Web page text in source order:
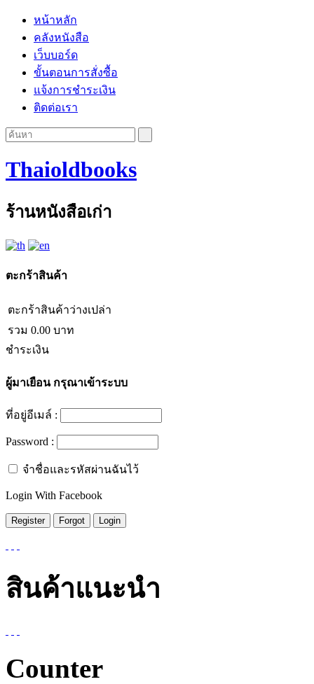
หน้าหลัก
คลังหนังสือ
เว็บบอร์ด
ขั้นตอนการสั่งซื้อ
แจ้งการชำระเงิน
ติดต่อเรา
Thaioldbooks
ร้านหนังสือเก่า
ตะกร้าสินค้า
ตะกร้าสินค้าว่างเปล่า
รวม 0.00 บาท
ชำระเงิน
ผู้มาเยือนกรุณาเข้าระบบ
ที่อยู่อีเมล์ :
Password :
จำชื่อและรหัสผ่านฉันไว้
Login With Facebook
สินค้าแนะนำ
Counter